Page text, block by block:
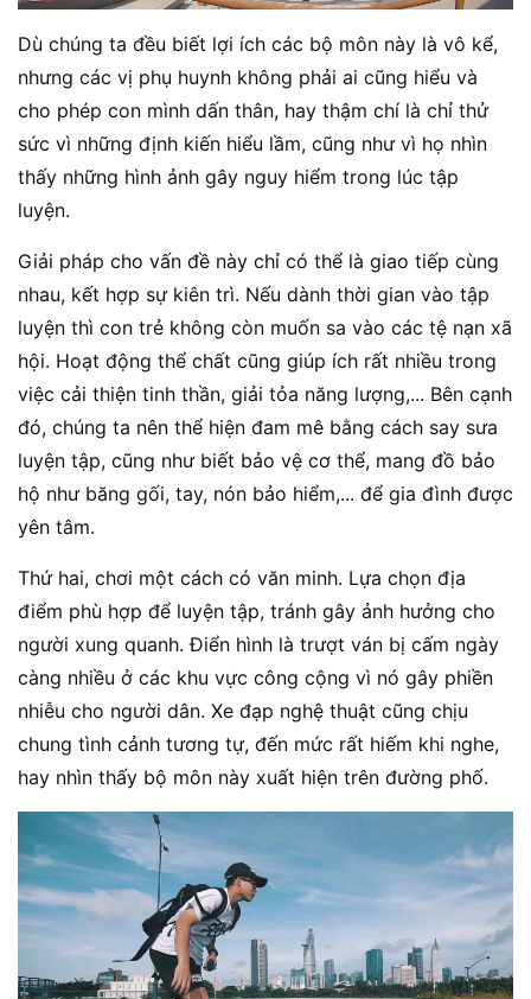
Dù chúng ta đều biết lợi ích các bộ môn này là vô kể,
nhưng các vị phụ huynh không phải ai cũng hiểu và
cho phép con mình dấn thân, hay thậm chí là chỉ thử
sức vì những định kiến hiểu lầm, cũng như vì họ nhìn
thấy những hình ảnh gây nguy hiểm trong lúc tập
luyện.
Giải pháp cho vấn đề này chỉ có thể là giao tiếp cùng
nhau, kết hợp sự kiên trì. Nếu dành thời gian vào tập
luyện thì con trẻ không còn muốn sa vào các tệ nạn xã
hội. Hoạt động thể chất cũng giúp ích rất nhiều trong
việc cải thiện tinh thần, giải tỏa năng lượng,... Bên cạnh
đó, chúng ta nên thể hiện đam mê bằng cách say sưa
luyện tập, cũng như biết bảo vệ cơ thể, mang đồ bảo
hộ như băng gối, tay, nón bảo hiểm,... để gia đình được
yên tâm.
Thứ hai, chơi một cách có văn minh. Lựa chọn địa
điểm phù hợp để luyện tập, tránh gây ảnh hưởng cho
người xung quanh. Điển hình là trượt ván bị cấm ngày
càng nhiều ở các khu vực công cộng vì nó gây phiền
nhiễu cho người dân. Xe đạp nghệ thuật cũng chịu
chung tình cảnh tương tự, đến mức rất hiếm khi nghe,
hay nhìn thấy bộ môn này xuất hiện trên đường phố.